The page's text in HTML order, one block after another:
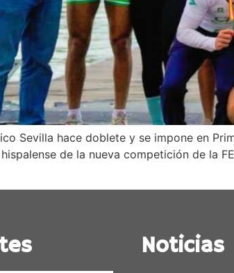
Sevilla hace doblete y se impone en
de la nueva competición de la
Noticias